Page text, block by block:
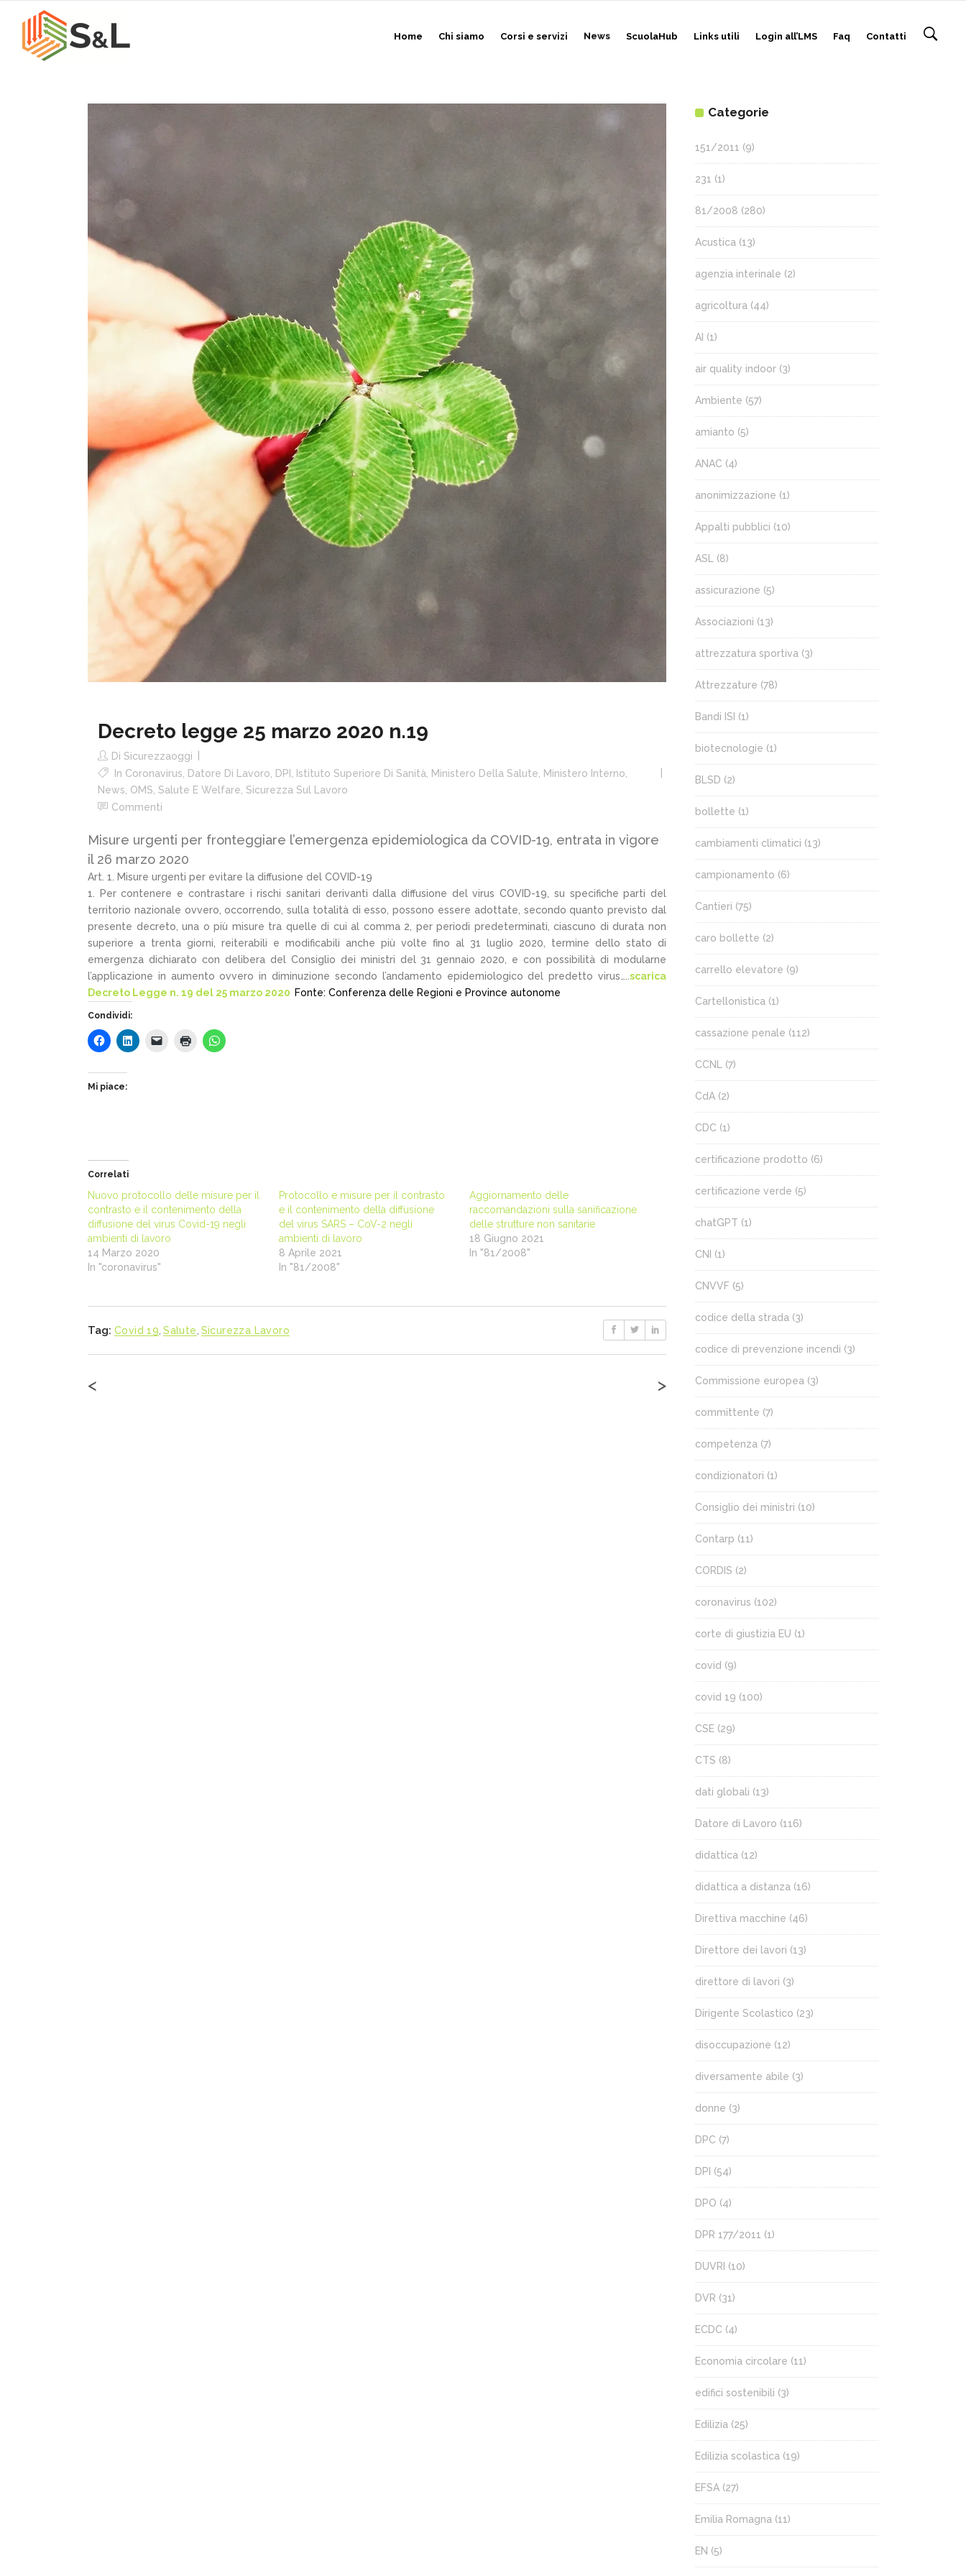
Home Chi siamo Corsi e servizi News ScuolaHub Links utili Login all’LMS Faq Contatti
Decreto legge 25 marzo 2020 n.19
Di Sicurezzaoggi
In Coronavirus Datore Di Lavoro DPI Istituto Superiore Di Sanità Ministero Della Salute Ministero Interno
News OMS Salute E Welfare Sicurezza Sul Lavoro
Commenti
Misure urgenti per fronteggiare l’emergenza epidemiologica da COVID-19, entrata in vigore
il 26 marzo 2020
Art. 1. Misure urgenti per evitare la diffusione del COVID-19
1. Per contenere e contrastare i rischi sanitari derivanti dalla diffusione del virus COVID-19, su specifiche parti del
territorio nazionale ovvero, occorrendo, sulla totalità di esso, possono essere adottate, secondo quanto previsto dal
presente decreto, una o più misure tra quelle di cui al comma 2, per periodi predeterminati, ciascuno di durata non
superiore a trenta giorni, reiterabili e modificabili anche più volte fino al 31 luglio 2020, termine dello stato di
emergenza dichiarato con delibera del Consiglio dei ministri del 31 gennaio 2020, e con possibilità di modularne
l’applicazione in aumento ovvero in diminuzione secondo l’andamento epidemiologico del predetto virus….. scarica
Decreto Legge n. 19 del 25 marzo 2020 Fonte: Conferenza delle Regioni e Province autonome
Condividi:
Mi piace:
Correlati
Nuovo protocollo delle misure per il
contrasto e il contenimento della
diffusione del virus Covid-19 negli
ambienti di lavoro
14 Marzo 2020
In "coronavirus"
Protocollo e misure per il contrasto
e il contenimento della diffusione
del virus SARS – CoV-2 negli
ambienti di lavoro
8 Aprile 2021
In "81/2008"
Aggiornamento delle
raccomandazioni sulla sanificazione
delle strutture non sanitarie
18 Giugno 2021
In "81/2008"
Tag: Covid 19 Salute Sicurezza Lavoro
< >
Categorie
151/2011 (9)
231 (1)
81/2008 (280)
Acustica (13)
agenzia interinale (2)
agricoltura (44)
AI (1)
air quality indoor (3)
Ambiente (57)
amianto (5)
ANAC (4)
anonimizzazione (1)
Appalti pubblici (10)
ASL (8)
assicurazione (5)
Associazioni (13)
attrezzatura sportiva (3)
Attrezzature (78)
Bandi ISI (1)
biotecnologie (1)
BLSD (2)
bollette (1)
cambiamenti climatici (13)
campionamento (6)
Cantieri (75)
caro bollette (2)
carrello elevatore (9)
Cartellonistica (1)
cassazione penale (112)
CCNL (7)
CdA (2)
CDC (1)
certificazione prodotto (6)
certificazione verde (5)
chatGPT (1)
CNI (1)
CNVVF (5)
codice della strada (3)
codice di prevenzione incendi (3)
Commissione europea (3)
committente (7)
competenza (7)
condizionatori (1)
Consiglio dei ministri (10)
Contarp (11)
CORDIS (2)
coronavirus (102)
corte di giustizia EU (1)
covid (9)
covid 19 (100)
CSE (29)
CTS (8)
dati globali (13)
Datore di Lavoro (116)
didattica (12)
didattica a distanza (16)
Direttiva macchine (46)
Direttore dei lavori (13)
direttore di lavori (3)
Dirigente Scolastico (23)
disoccupazione (12)
diversamente abile (3)
donne (3)
DPC (7)
DPI (54)
DPO (4)
DPR 177/2011 (1)
DUVRI (10)
DVR (31)
ECDC (4)
Economia circolare (11)
edifici sostenibili (3)
Edilizia (25)
Edilizia scolastica (19)
EFSA (27)
Emilia Romagna (11)
EN (5)